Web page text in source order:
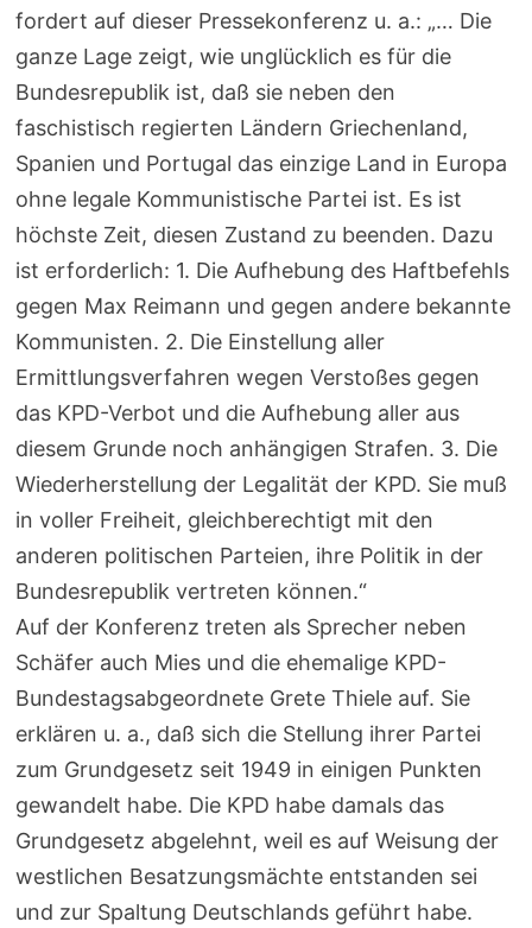
fordert auf dieser Pressekonferenz u. a.: „… Die
ganze Lage zeigt, wie unglücklich es für die
Bundesrepublik ist, daß sie neben den
faschistisch regierten Ländern Griechenland,
Spanien und Portugal das einzige Land in Europa
ohne legale Kommunistische Partei ist. Es ist
höchste Zeit, diesen Zustand zu beenden. Dazu
ist erforderlich: 1. Die Aufhebung des Haftbefehls
gegen Max Reimann und gegen andere bekannte
Kommunisten. 2. Die Einstellung aller
Ermittlungsverfahren wegen Verstoßes gegen
das KPD-Verbot und die Aufhebung aller aus
diesem Grunde noch anhängigen Strafen. 3. Die
Wiederherstellung der Legalität der KPD. Sie muß
in voller Freiheit, gleichberechtigt mit den
anderen politischen Parteien, ihre Politik in der
Bundesrepublik vertreten können.“
Auf der Konferenz treten als Sprecher neben
Schäfer auch Mies und die ehemalige KPD-
Bundestagsabgeordnete Grete Thiele auf. Sie
erklären u. a., daß sich die Stellung ihrer Partei
zum Grundgesetz seit 1949 in einigen Punkten
gewandelt habe. Die KPD habe damals das
Grundgesetz abgelehnt, weil es auf Weisung der
westlichen Besatzungsmächte entstanden sei
und zur Spaltung Deutschlands geführt habe.